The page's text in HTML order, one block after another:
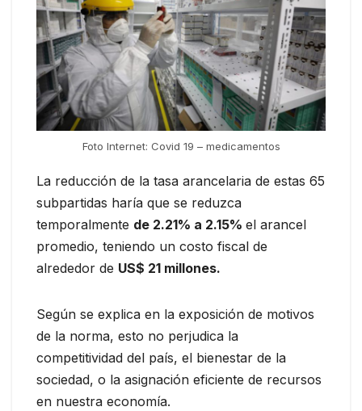
Foto Internet: Covid 19 – medicamentos
La reducción de la tasa arancelaria de estas 65
subpartidas haría que se reduzca
temporalmente de 2.21% a 2.15% el arancel
promedio, teniendo un costo fiscal de
alrededor de US$ 21 millones.
Según se explica en la exposición de motivos
de la norma, esto no perjudica la
competitividad del país, el bienestar de la
sociedad, o la asignación eficiente de recursos
en nuestra economía.